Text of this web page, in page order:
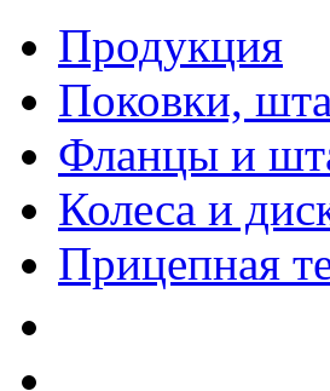
Продукция
Поковки,
Фланцы и
Колеса и
Прицепная